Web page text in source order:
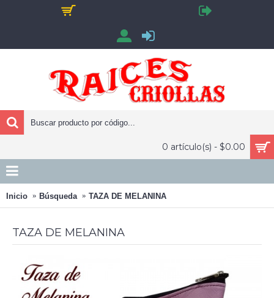
0 artículo(s) - $0.00
Inicio Búsqueda TAZA DE MELANINA
TAZA DE MELANINA